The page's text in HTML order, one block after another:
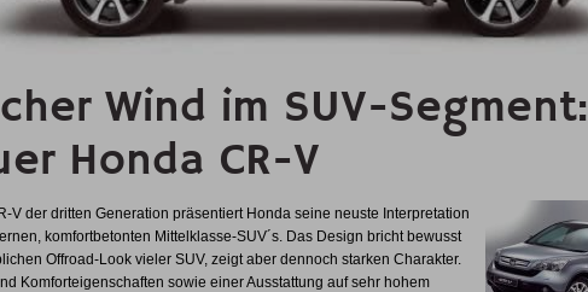
Wind im SUV-Segment:
Honda CR-V
V der dritten Generation präsentiert Honda seine neuste Interpretation
komfortbetonten Mittelklasse-SUV´s. Das Design bricht bewusst
Offroad-Look vieler SUV, zeigt aber dennoch starken Charakter.
Komforteigenschaften sowie einer Ausstattung auf sehr hohem